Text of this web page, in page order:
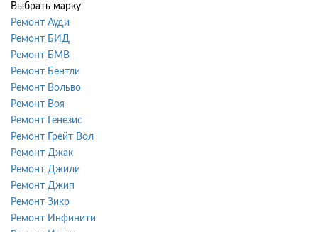
Выбрать марку
Ремонт Ауди
Ремонт БИД
Ремонт БМВ
Ремонт Бентли
Ремонт Вольво
Ремонт Воя
Ремонт Генезис
Ремонт Грейт Вол
Ремонт Джак
Ремонт Джили
Ремонт Джип
Ремонт Зикр
Ремонт Инфинити